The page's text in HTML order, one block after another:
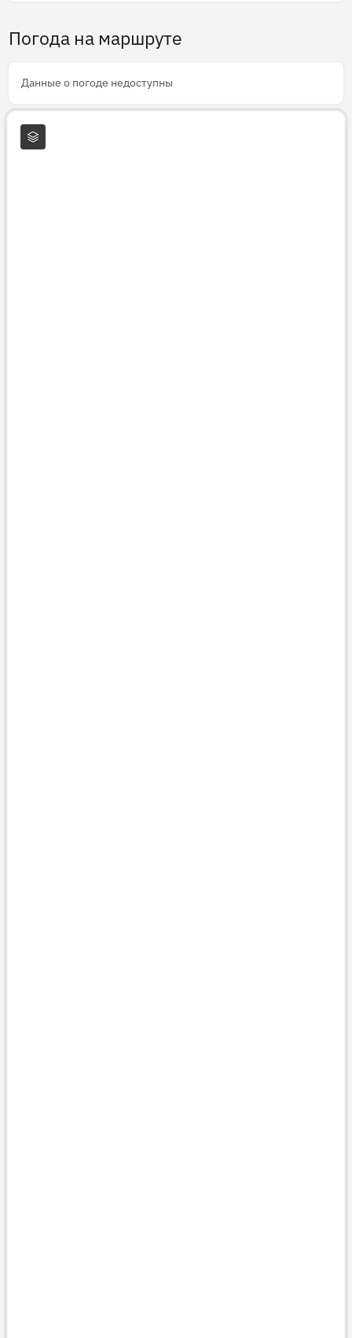
Погода на маршруте
Данные о погоде недоступны